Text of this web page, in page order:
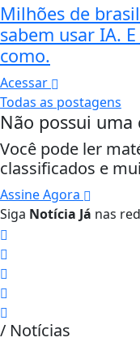
Milhões de
sabem usar IA.
como.
Acessar
Todas as postagens
Não possui uma
Você pode ler
classificados e
Assine Agora
Siga Notícia Já nas
/ Notícias